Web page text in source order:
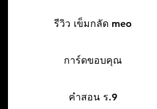
รีวิว เข็มกลัด meo
การ์ดขอบคุณ
คำสอน ร.9